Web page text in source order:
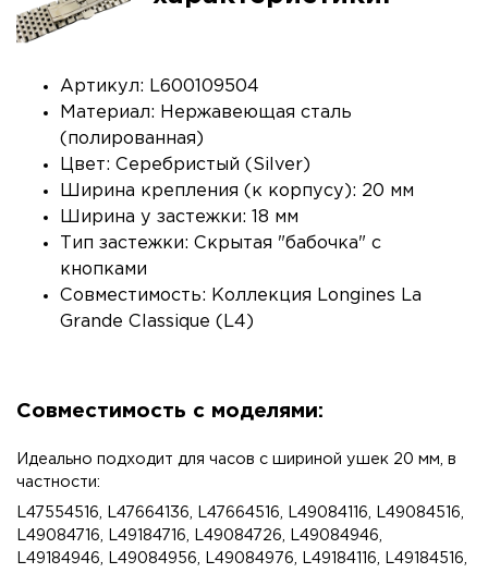
Артикул: L600109504
Материал: Нержавеющая сталь
(полированная)
Цвет: Серебристый (Silver)
Ширина крепления (к корпусу): 20 мм
Ширина у застежки: 18 мм
Тип застежки: Скрытая "бабочка" с
кнопками
Совместимость: Коллекция Longines La
Grande Classique (L4)
Совместимость с моделями:
Идеально подходит для часов с шириной ушек 20 мм, в
частности:
L47554516, L47664136, L47664516, L49084116, L49084516,
L49084716, L49184716, L49084726, L49084946,
L49184946, L49084956, L49084976, L49184116, L49184516,